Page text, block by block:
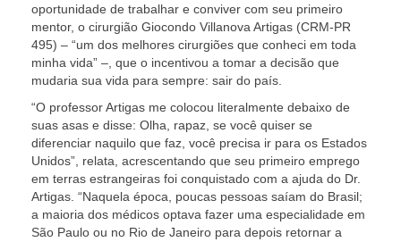
oportunidade de trabalhar e conviver com seu primeiro
mentor, o cirurgião Giocondo Villanova Artigas (CRM-PR
495) – “um dos melhores cirurgiões que conheci em toda
minha vida” –, que o incentivou a tomar a decisão que
mudaria sua vida para sempre: sair do país.
“O professor Artigas me colocou literalmente debaixo de
suas asas e disse: Olha, rapaz, se você quiser se
diferenciar naquilo que faz, você precisa ir para os Estados
Unidos”, relata, acrescentando que seu primeiro emprego
em terras estrangeiras foi conquistado com a ajuda do Dr.
Artigas. “Naquela época, poucas pessoas saíam do Brasil;
a maioria dos médicos optava fazer uma especialidade em
São Paulo ou no Rio de Janeiro para depois retornar a